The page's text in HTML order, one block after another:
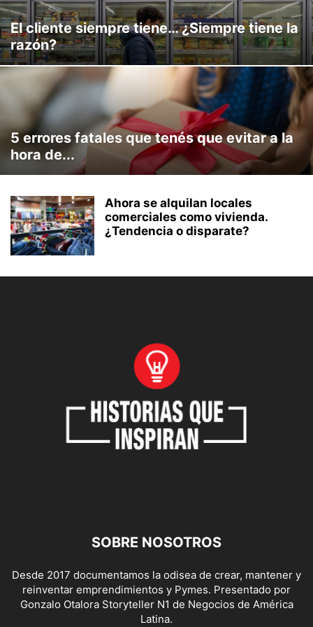
ULTIMO PROGRAMA VENTAS IMPOSIBLES
El cliente siempre tiene… ¿Siempre tiene la
razón?
5 errores fatales que tenés que evitar a la
hora de...
Ahora se alquilan locales
comerciales como vivienda.
¿Tendencia o disparate?
SOBRE NOSOTROS
Desde 2017 documentamos la odisea de crear, mantener y
reinventar emprendimientos y Pymes. Presentado por
Gonzalo Otalora Storyteller N1 de Negocios de América
Latina.